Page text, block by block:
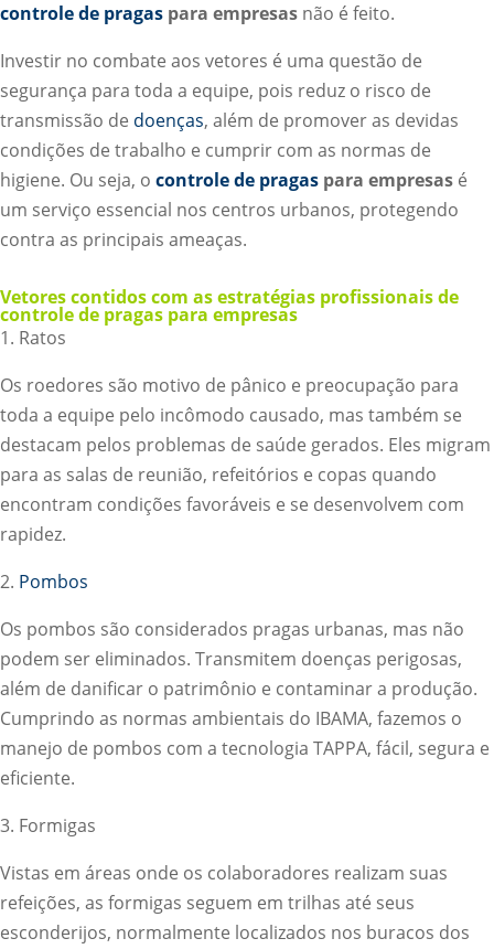
controle de pragas para empresas não é feito.
Investir no combate aos vetores é uma questão de
segurança para toda a equipe, pois reduz o risco de
transmissão de doenças, além de promover as devidas
condições de trabalho e cumprir com as normas de
higiene. Ou seja, o controle de pragas para empresas é
um serviço essencial nos centros urbanos, protegendo
contra as principais ameaças.
Vetores contidos com as estratégias profissionais de
controle de pragas para empresas
1. Ratos
Os roedores são motivo de pânico e preocupação para
toda a equipe pelo incômodo causado, mas também se
destacam pelos problemas de saúde gerados. Eles migram
para as salas de reunião, refeitórios e copas quando
encontram condições favoráveis e se desenvolvem com
rapidez.
2. Pombos
Os pombos são considerados pragas urbanas, mas não
podem ser eliminados. Transmitem doenças perigosas,
além de danificar o patrimônio e contaminar a produção.
Cumprindo as normas ambientais do IBAMA, fazemos o
manejo de pombos com a tecnologia TAPPA, fácil, segura e
eficiente.
3. Formigas
Vistas em áreas onde os colaboradores realizam suas
refeições, as formigas seguem em trilhas até seus
esconderijos, normalmente localizados nos buracos dos